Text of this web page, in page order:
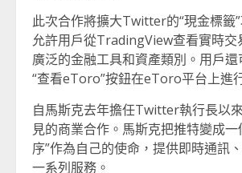
此次合作將擴大Twitter的“現金標籤
允許用戶從TradingView查看實時交
廣泛的金融工具和資產類別。用戶
“查看eToro”按鈕在eToro平台上進
自馬斯克去年擔任Twitter執行長以
見的商業合作。馬斯克把推特變成一
序”作為自己的使命，提供即時通訊
一系列服務。